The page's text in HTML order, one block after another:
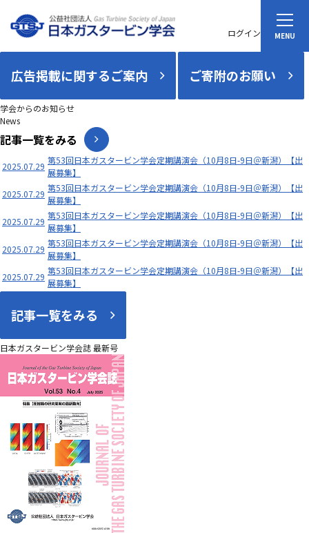
ログイン
広告掲載に関するご案内 ご寄附のお願い
学会からのお知らせ
News
記事一覧をみる
2025.07.29
第53回日本ガスタービン学会定期講演会（10月8日-9日＠新潟）【出
展募集】
2025.07.29
第53回日本ガスタービン学会定期講演会（10月8日-9日＠新潟）【出
展募集】
2025.07.29
第53回日本ガスタービン学会定期講演会（10月8日-9日＠新潟）【出
展募集】
2025.07.29
第53回日本ガスタービン学会定期講演会（10月8日-9日＠新潟）【出
展募集】
2025.07.29
第53回日本ガスタービン学会定期講演会（10月8日-9日＠新潟）【出
展募集】
記事一覧をみる
日本ガスタービン学会誌 最新号